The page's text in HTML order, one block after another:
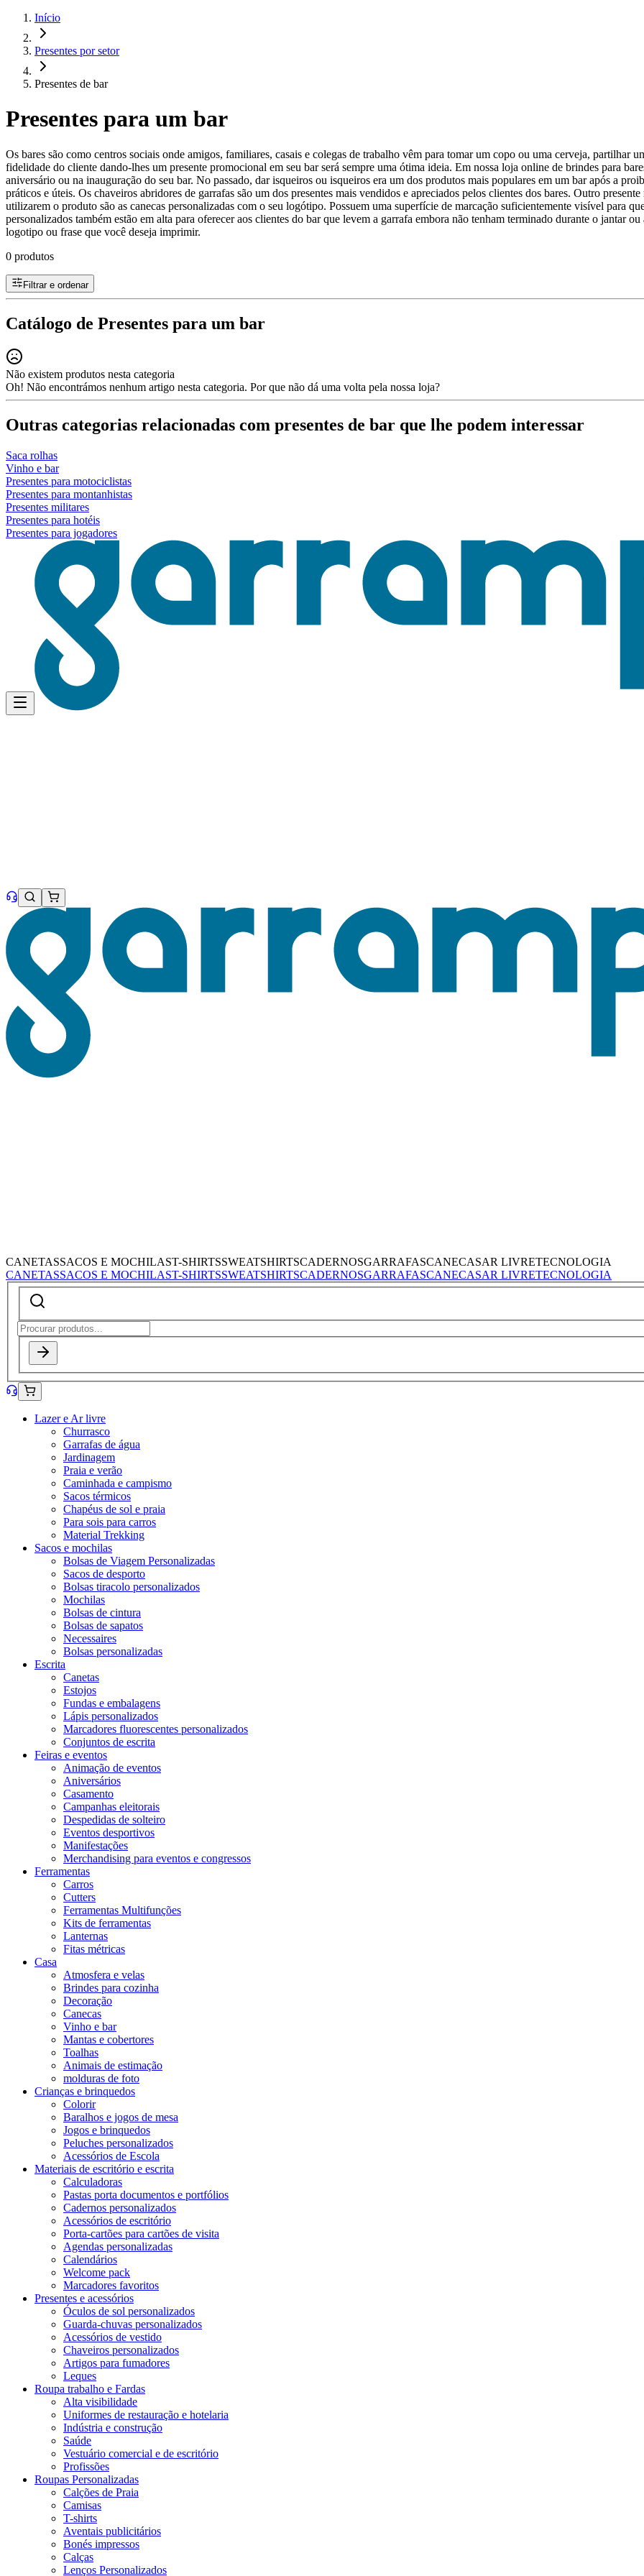
Início
Presentes por setor
Presentes de bar
Presentes para um bar
Os bares são como centros sociais onde amigos, familiares, casais e colegas de trabalho vêm para tomar um copo ou uma cerveja, partilhar
fidelidade do cliente dando-lhes um presente promocional em seu bar será sempre uma ótima ideia. Em nossa loja online de brindes para
aniversário ou na inauguração do seu bar. No passado, dar isqueiros ou isqueiros era um dos produtos mais populares em um bar após a
práticos e úteis. Os chaveiros abridores de garrafas são um dos presentes mais vendidos e apreciados pelos clientes dos bares. Outro
utilizarem o produto são as canecas personalizadas com o seu logótipo. Possuem uma superfície de marcação suficientemente visível para
personalizados também estão em alta para oferecer aos clientes do bar que levem a garrafa embora não tenham terminado durante o jantar
logotipo ou frase que você deseja imprimir.
0 produtos
Filtrar e ordenar
Catálogo de Presentes para um bar
Não existem produtos nesta categoria
Oh! Não encontrámos nenhum artigo nesta categoria. Por que não dá uma volta pela nossa loja?
Outras categorias relacionadas com presentes de bar que lhe podem interessar
Saca rolhas
Vinho e bar
Presentes para motociclistas
Presentes para montanhistas
Presentes militares
Presentes para hotéis
Presentes para jogadores
CANETASSACOS E MOCHILAST-SHIRTSSWEATSHIRTSCADERNOSGARRAFASCANECASAR LIVRETECNOLOGIA
CANETASSACOS E MOCHILAST-SHIRTSSWEATSHIRTSCADERNOSGARRAFASCANECASAR LIVRETECNOLOGIA
Lazer e Ar livre
Churrasco
Garrafas de água
Jardinagem
Praia e verão
Caminhada e campismo
Sacos térmicos
Chapéus de sol e praia
Para sois para carros
Material Trekking
Sacos e mochilas
Bolsas de Viagem Personalizadas
Sacos de desporto
Bolsas tiracolo personalizados
Mochilas
Bolsas de cintura
Bolsas de sapatos
Necessaires
Bolsas personalizadas
Escrita
Canetas
Estojos
Fundas e embalagens
Lápis personalizados
Marcadores fluorescentes personalizados
Conjuntos de escrita
Feiras e eventos
Animação de eventos
Aniversários
Casamento
Campanhas eleitorais
Despedidas de solteiro
Eventos desportivos
Manifestações
Merchandising para eventos e congressos
Ferramentas
Carros
Cutters
Ferramentas Multifunções
Kits de ferramentas
Lanternas
Fitas métricas
Casa
Atmosfera e velas
Brindes para cozinha
Decoração
Canecas
Vinho e bar
Mantas e cobertores
Toalhas
Animais de estimação
molduras de foto
Crianças e brinquedos
Colorir
Baralhos e jogos de mesa
Jogos e brinquedos
Peluches personalizados
Acessórios de Escola
Materiais de escritório e escrita
Calculadoras
Pastas porta documentos e portfólios
Cadernos personalizados
Acessórios de escritório
Porta-cartões para cartões de visita
Agendas personalizadas
Calendários
Welcome pack
Marcadores favoritos
Presentes e acessórios
Óculos de sol personalizados
Guarda-chuvas personalizados
Acessórios de vestido
Chaveiros personalizados
Artigos para fumadores
Leques
Roupa trabalho e Fardas
Alta visibilidade
Uniformes de restauração e hotelaria
Indústria e construção
Saúde
Vestuário comercial e de escritório
Profissões
Roupas Personalizadas
Calções de Praia
Camisas
T-shirts
Aventais publicitários
Bonés impressos
Calças
Lenços Personalizados